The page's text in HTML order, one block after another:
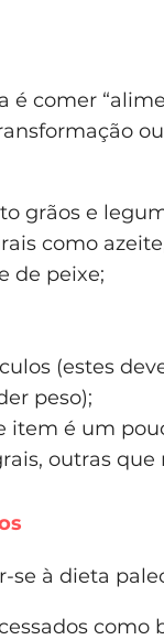
é comer
grãos e
como
de peixe;
(estes
peso);
item é um
outras que
se à dieta
como